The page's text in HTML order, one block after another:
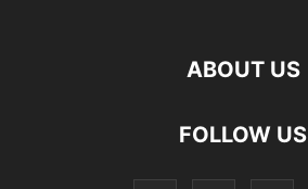
ABOUT US
FOLLOW US